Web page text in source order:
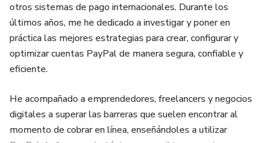
🚀 Empieza hoy mismo a construir tu primera tienda online
y aprende a vender con Dropi.
otros sistemas de pago internacionales. Durante los
últimos años, me he dedicado a investigar y poner en
práctica las mejores estrategias para crear, configurar y
optimizar cuentas PayPal de manera segura, confiable y
eficiente.
He acompañado a emprendedores, freelancers y negocios
digitales a superar las barreras que suelen encontrar al
momento de cobrar en línea, enseñándoles a utilizar